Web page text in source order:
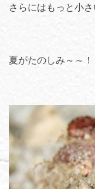
さらにはもっと小さ
夏がたのしみ～～！